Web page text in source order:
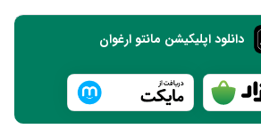
دانلود اپلیکیشن مانتو ارغوان